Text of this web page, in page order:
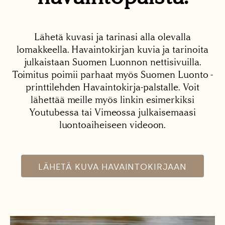
Lähetä kuvasi ja tarinasi alla olevalla
lomakkeella. Havaintokirjan kuvia ja tarinoita
julkaistaan Suomen Luonnon nettisivuilla.
Toimitus poimii parhaat myös Suomen Luonto -
printtilehden Havaintokirja-palstalle. Voit
lähettää meille myös linkin esimerkiksi
Youtubessa tai Vimeossa julkaisemaasi
luontoaiheiseen videoon.
LÄHETÄ KUVA HAVAINTOKIRJAAN